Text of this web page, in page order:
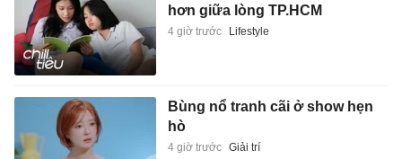
hơn giữa lòng TP.HCM
4 giờ trước Lifestyle
Bùng nổ tranh cãi ở show hẹn
hò
4 giờ trước Giải trí